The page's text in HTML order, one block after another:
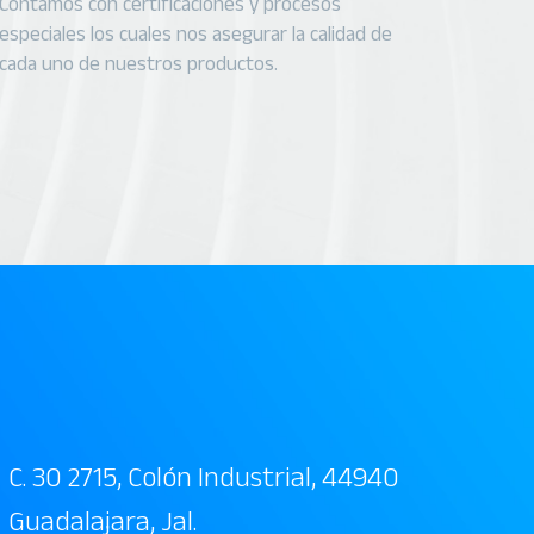
especiales los cuales nos asegurar la calidad de
cada uno de nuestros productos.
C. 30 2715, Colón Industrial, 44940
Guadalajara, Jal.